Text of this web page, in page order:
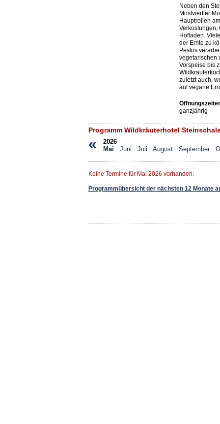
Neben den
Mostviertler
Hauptrollen
Verkostungen,
Hofladen.
der Ernte zu
Pestos
vegetarischen
Vorspeise bis
zuletzt auch,
auf vegane
ganzjährig
Programm Wildkräuterhotel
«
2026
Mai
Juni Juli August September
Keine Termine für Mai 2026 vorhanden.
Programmübersicht der nächsten 12 Monate